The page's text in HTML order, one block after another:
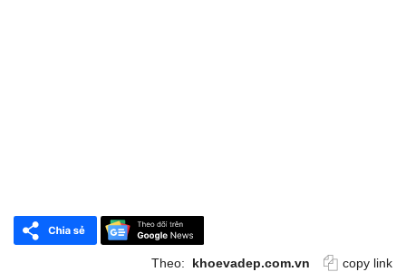
Theo: khoevadep.com.vn copy link